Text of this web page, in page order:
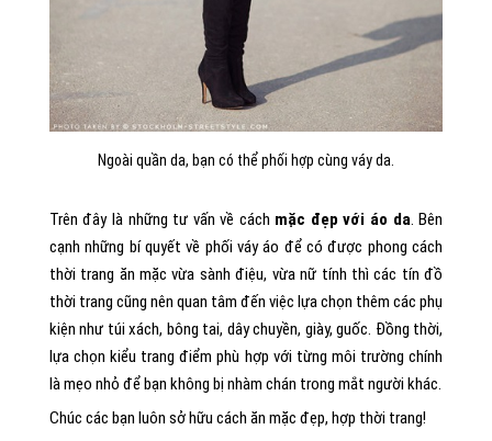
Ngoài quần da, bạn có thể phối hợp cùng váy da.
Trên đây là những tư vấn về cách mặc đẹp với áo da. Bên
cạnh những bí quyết về phối váy áo để có được phong cách
thời trang ăn mặc vừa sành điệu, vừa nữ tính thì các tín đồ
thời trang cũng nên quan tâm đến việc lựa chọn thêm các phụ
kiện như túi xách, bông tai, dây chuyền, giày, guốc. Đồng thời,
lựa chọn kiểu trang điểm phù hợp với từng môi trường chính
là mẹo nhỏ để bạn không bị nhàm chán trong mắt người khác.
Chúc các bạn luôn sở hữu cách ăn mặc đẹp, hợp thời trang!